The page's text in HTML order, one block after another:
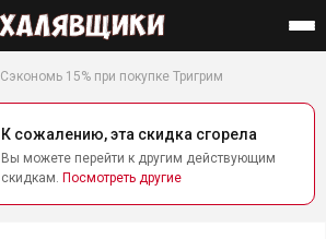
Сэкономь 15% при покупке Тригрим
К сожалению, эта скидка сгорела
Вы можете перейти к другим действующим
скидкам. Посмотреть другие